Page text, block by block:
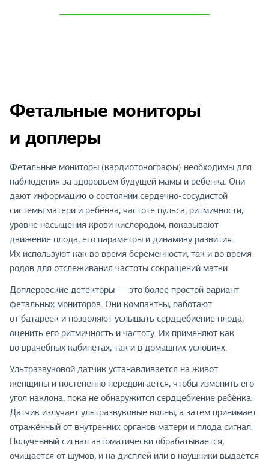
Фетальные мониторы
и доплеры
Фетальные мониторы (кардиотокографы) необходимы для
наблюдения за здоровьем будущей мамы и ребёнка. Они
дают информацию о состоянии сердечно-сосудистой
системы матери и ребёнка, частоте пульса, ритмичности,
уровне насыщения крови кислородом, показывают
движение плода, его параметры и динамику развития.
Их используют как во время беременности, так и во время
родов для отслеживания частоты сокращений матки.
Доплеровские детекторы — это более простой вариант
фетальных мониторов. Они компактны, работают
от батареек и позволяют услышать сердцебиение плода,
оценить его ритмичность и частоту. Их применяют как
во врачебных кабинетах, так и в домашних условиях.
Ультразвуковой датчик устанавливается на живот
женщины и постепенно передвигается, чтобы изменить его
угол наклона, пока не обнаружится сердцебиение ребёнка.
Датчик излучает ультразвуковые волны, а затем принимает
отражённый от внутренних органов матери и плода сигнал.
Полученный сигнал автоматически обрабатывается,
очищается от шумов, и на дисплей или в наушники выдаётся